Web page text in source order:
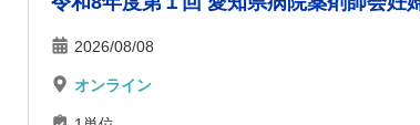
2026/08/08
オンライン